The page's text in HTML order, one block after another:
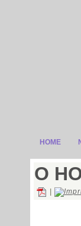
HOME
O